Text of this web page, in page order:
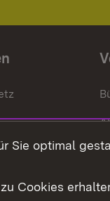
Sie optimal
Cookies